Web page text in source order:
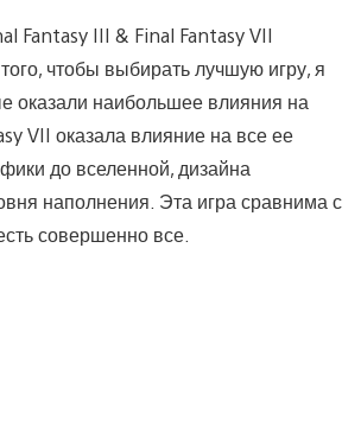
Fantasy III & Final Fantasy VII
чтобы выбирать лучшую игру, я
оказали наибольшее влияния на
VII оказала влияние на все ее
до вселенной, дизайна
наполнения. Эта игра сравнима с
совершенно все.